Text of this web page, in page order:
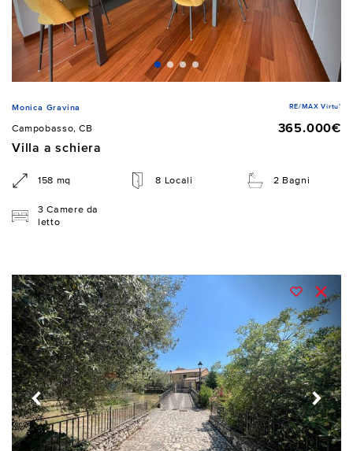
Monica Gravina RE/MAX Virtu'
Campobasso, CB
365.000€
Villa a schiera
158 mq 8 Locali 2 Bagni
3 Camere da
letto